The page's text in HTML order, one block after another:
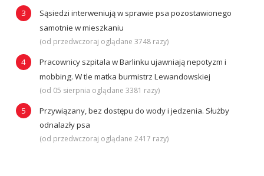
Sąsiedzi interweniują w sprawie psa pozostawionego
samotnie w mieszkaniu
(od przedwczoraj oglądane 3748 razy)
Pracownicy szpitala w Barlinku ujawniają nepotyzm i
mobbing. W tle matka burmistrz Lewandowskiej
(od 05 sierpnia oglądane 3381 razy)
Przywiązany, bez dostępu do wody i jedzenia. Służby
odnalazły psa
(od przedwczoraj oglądane 2417 razy)